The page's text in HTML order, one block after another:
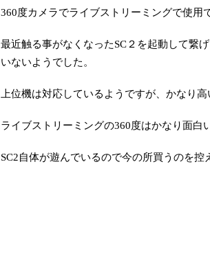
360度カメラでライブストリーミングで使用
最近触る事がなくなったSC２を起動して繋
いないようでした。
上位機は対応しているようですが、かなり高
ライブストリーミングの360度はかなり面白
SC2自体が遊んでいるので今の所買うのを控